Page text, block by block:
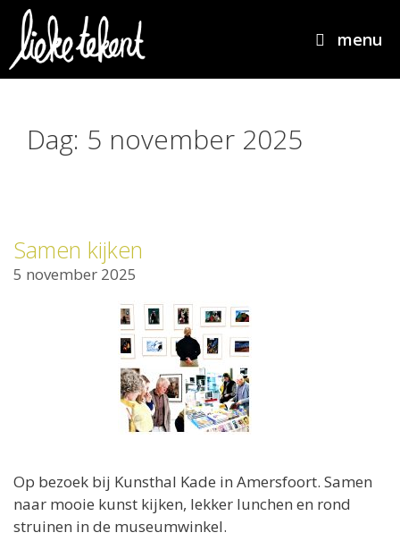
menu
Dag: 5 november 2025
Samen kijken
5 november 2025
Op bezoek bij Kunsthal Kade in Amersfoort. Samen
naar mooie kunst kijken, lekker lunchen en rond
struinen in de museumwinkel.